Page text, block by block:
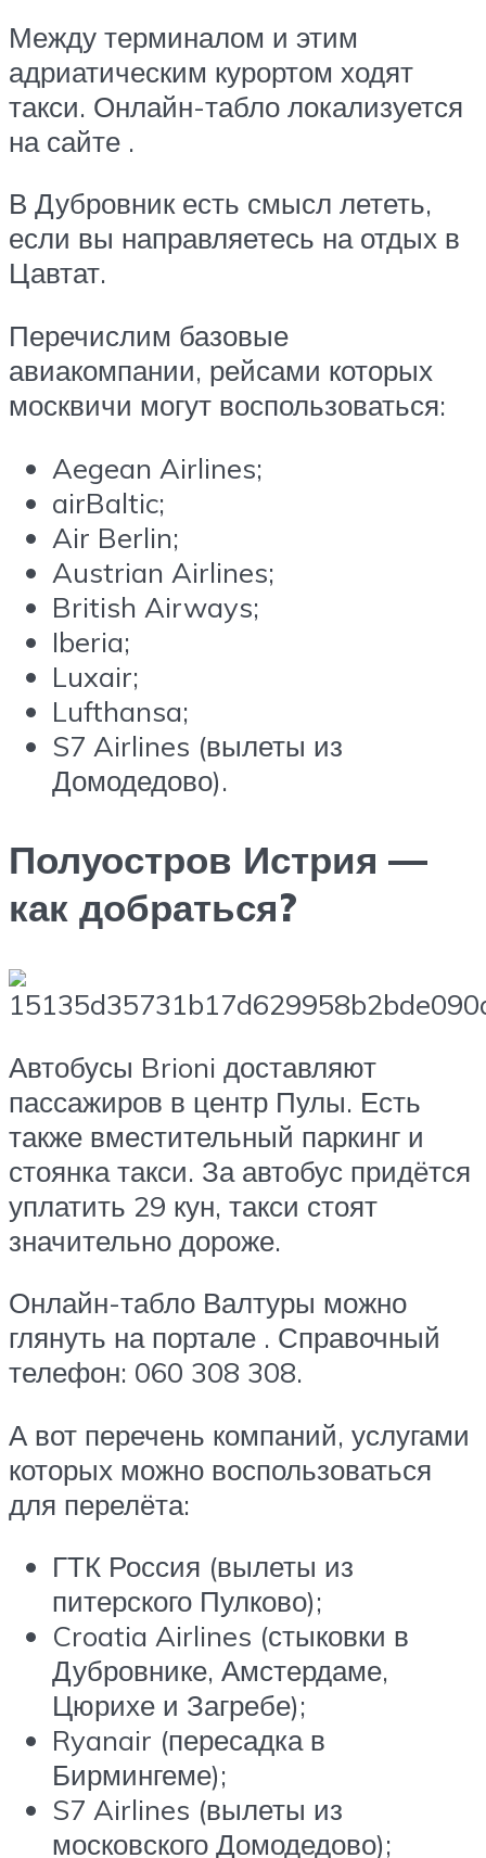
Между терминалом и этим
адриатическим курортом ходят
такси. Онлайн-табло локализуется
на сайте .
В Дубровник есть смысл лететь,
если вы направляетесь на отдых в
Цавтат.
Перечислим базовые
авиакомпании, рейсами которых
москвичи могут воспользоваться:
Aegean Airlines;
airBaltic;
Air Berlin;
Austrian Airlines;
British Airways;
Iberia;
Luxair;
Lufthansa;
S7 Airlines (вылеты из
Домодедово).
Полуостров Истрия —
как добраться?
Автобусы Brioni доставляют
пассажиров в центр Пулы. Есть
также вместительный паркинг и
стоянка такси. За автобус придётся
уплатить 29 кун, такси стоят
значительно дороже.
Онлайн-табло Валтуры можно
глянуть на портале . Справочный
телефон: 060 308 308.
А вот перечень компаний, услугами
которых можно воспользоваться
для перелёта:
ГТК Россия (вылеты из
питерского Пулково);
Croatia Airlines (стыковки в
Дубровнике, Амстердаме,
Цюрихе и Загребе);
Ryanair (пересадка в
Бирмингеме);
S7 Airlines (вылеты из
московского Домодедово);